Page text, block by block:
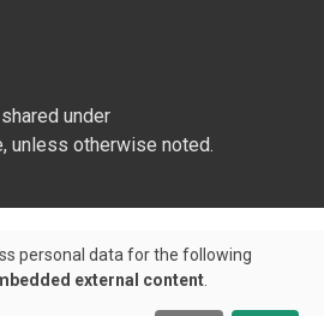
under
unless otherwise noted.
personal data for the following
external content